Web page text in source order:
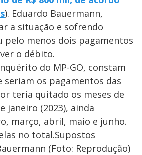
). Eduardo Bauermann,
a situação e sofrendo
pelo menos dois pagamentos
o débito.
do MP-GO, constam
seriam os pagamentos das
teria quitado os meses de
janeiro (2023), ainda
março, abril, maio e junho.
no total.Supostos
(Foto: Reprodução)